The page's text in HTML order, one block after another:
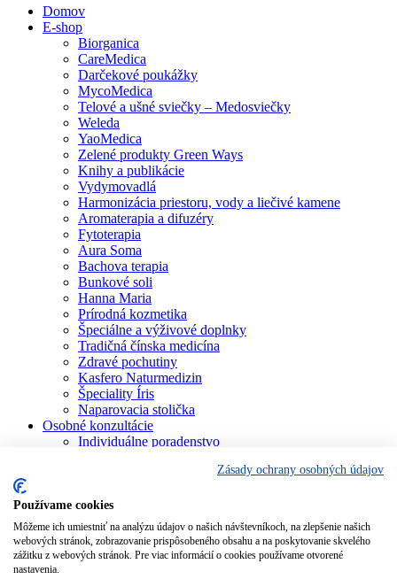
Domov
E-shop
Biorganica
CareMedica
Darčekové poukážky
MycoMedica
Telové a ušné sviečky – Medosviečky
Weleda
YaoMedica
Zelené produkty Green Ways
Knihy a publikácie
Vydymovadlá
Harmonizácia priestoru, vody a liečivé kamene
Aromaterapia a difuzéry
Fytoterapia
Aura Soma
Bachova terapia
Bunkové soli
Hanna Maria
Prírodná kozmetika
Špeciálne a výživové doplnky
Tradičná čínska medicína
Zdravé pochutiny
Kasfero Naturmedizin
Špeciality Íris
Naparovacia stolička
Osobné konzultácie
Individuálne poradenstvo
Aromaterapia
Homeopatia
Individuálna a partnerská numerológia
Numerológia – kľúč života
Zásady ochrany osobných údajov
Používame cookies
Môžeme ich umiestniť na analýzu údajov o našich návštevníkoch, na zlepšenie našich
webových stránok, zobrazovanie prispôsobeného obsahu a na poskytovanie skvelého
zážitku z webových stránok. Pre viac informácií o cookies používame otvorené
nastavenia.